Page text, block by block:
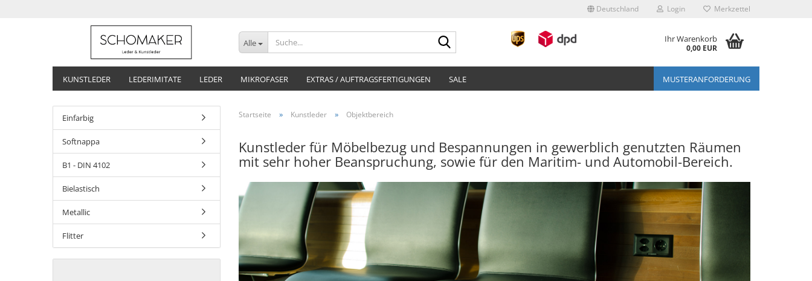
Deutschland Login Merkzettel
Alle Ihr Warenkorb
0,00 EUR
KUNSTLEDER LEDERIMITATE LEDER MIKROFASER EXTRAS / AUFTRAGSFERTIGUNGEN SALE MUSTERANFORDERUNG
Startseite » Kunstleder » Objektbereich
Kunstleder für Möbelbezug und Bespannungen in gewerblich genutzten Räumen
mit sehr hoher Beanspruchung, sowie für den Maritim- und Automobil-Bereich.
Einfarbig
Softnappa
B1 - DIN 4102
Bielastisch
Metallic
Flitter